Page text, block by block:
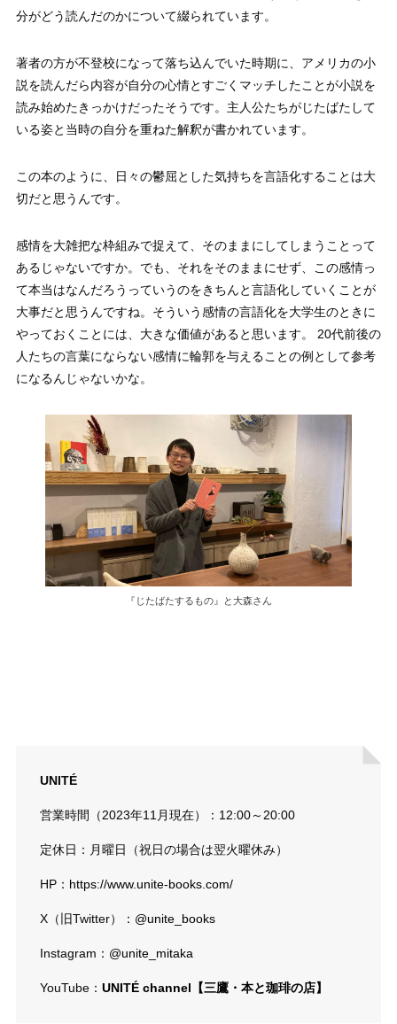
分がどう読んだのかについて綴られています。
著者の方が不登校になって落ち込んでいた時期に、アメリカの小
説を読んだら内容が自分の心情とすごくマッチしたことが小説を
読み始めたきっかけだったそうです。主人公たちがじたばたして
いる姿と当時の自分を重ねた解釈が書かれています。
この本のように、日々の鬱屈とした気持ちを言語化することは大
切だと思うんです。
感情を大雑把な枠組みで捉えて、そのままにしてしまうことって
あるじゃないですか。でも、それをそのままにせず、この感情っ
て本当はなんだろうっていうのをきちんと言語化していくことが
大事だと思うんですね。そういう感情の言語化を大学生のときに
やっておくことには、大きな価値があると思います。 20代前後の
人たちの言葉にならない感情に輪郭を与えることの例として参考
になるんじゃないかな。
『じたばたするもの』と大森さん
UNITÉ
営業時間（2023年11月現在）：12:00～20:00
定休日：月曜日（祝日の場合は翌火曜休み）
HP： https://www.unite-books.com/
X（旧Twitter）： @unite_books
Instagram： @unite_mitaka
YouTube： UNITÉ channel【三鷹・本と珈琲の店】